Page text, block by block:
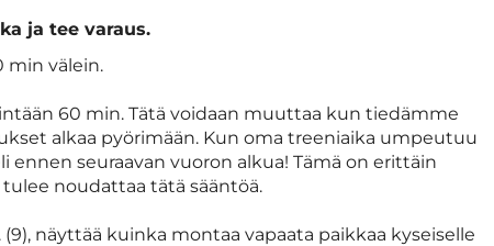
ja tee varaus.
min välein.
60 min. Tätä voidaan muuttaa kun tiedämme
alkaa pyörimään. Kun oma treeniaika umpeutuu
ennen seuraavan vuoron alkua! Tämä on erittäin
noudattaa tätä sääntöä.
(9), näyttää kuinka montaa vapaata paikkaa kyseiselle